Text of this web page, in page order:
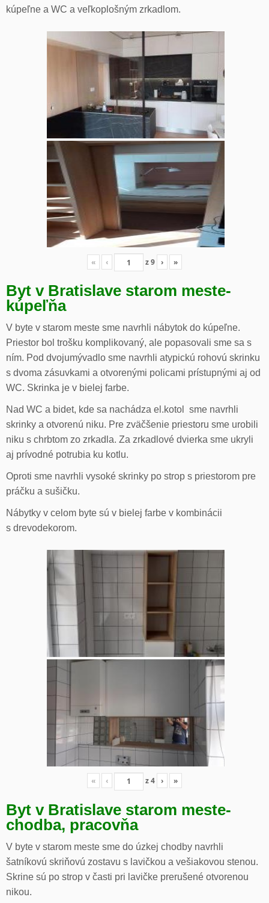
kúpeľne a WC a veľkoplošným zrkadlom.
« ‹ z9 › »
Byt v Bratislave starom meste-
kúpeľňa
V byte v starom meste sme navrhli nábytok do kúpeľne.
Priestor bol trošku komplikovaný, ale popasovali sme sa s
ním. Pod dvojumývadlo sme navrhli atypickú rohovú skrinku
s dvoma zásuvkami a otvorenými policami prístupnými aj od
WC. Skrinka je v bielej farbe.
Nad WC a bidet, kde sa nachádza el.kotol sme navrhli
skrinky a otvorenú niku. Pre zväčšenie priestoru sme urobili
niku s chrbtom zo zrkadla. Za zrkadlové dvierka sme ukryli
aj prívodné potrubia ku kotlu.
Oproti sme navrhli vysoké skrinky po strop s priestorom pre
práčku a sušičku.
Nábytky v celom byte sú v bielej farbe v kombinácii
s drevodekorom.
« ‹ z4 › »
Byt v Bratislave starom meste-
chodba, pracovňa
V byte v starom meste sme do úzkej chodby navrhli
šatníkovú skriňovú zostavu s lavičkou a vešiakovou stenou.
Skrine sú po strop v časti pri lavičke prerušené otvorenou
nikou.